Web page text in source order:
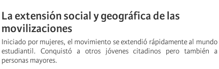
La extensión social y geográfica de las
movilizaciones
Iniciado por mujeres, el movimiento se extendió rápidamente al mundo
estudiantil. Conquistó a otros jóvenes citadinos pero también a
personas mayores.